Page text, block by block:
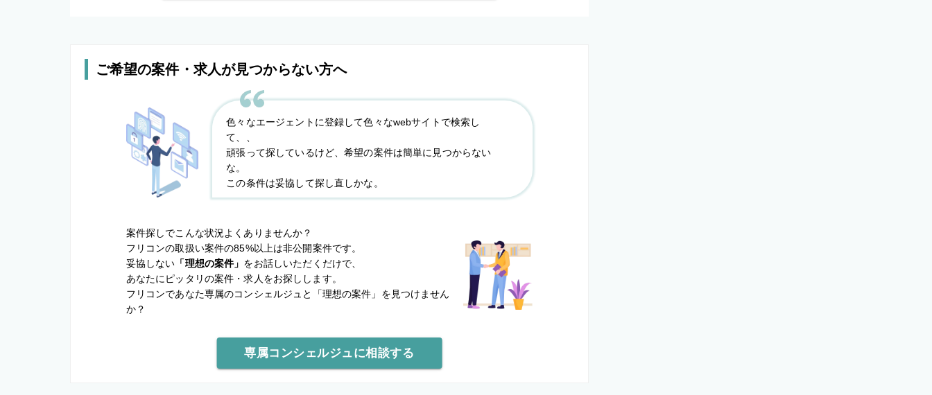
ご希望の案件・求人が見つからない方へ
色々なエージェントに登録して色々なwebサイトで検索し
て、、
頑張って探しているけど、希望の案件は簡単に見つからない
な。
この条件は妥協して探し直しかな。
案件探しでこんな状況よくありませんか？
フリコンの取扱い案件の85%以上は非公開案件です。
妥協しない 「理想の案件」 をお話しいただくだけで、
あなたにピッタリの案件・求人をお探しします。
フリコンであなた専属のコンシェルジュと
「理想の案件」を見つけません
か？
専属コンシェルジュに相談する